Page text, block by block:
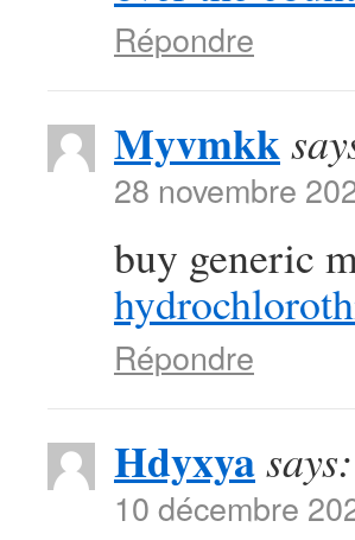
Répondre
Myvmkk
28 novembre
buy generic
Répondre
Hdyxyasays:
10 décembre